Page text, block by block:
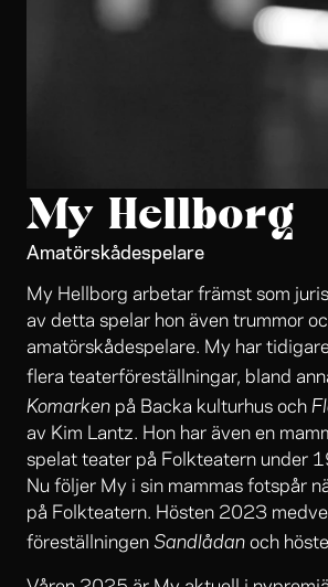
My Hellborg
Amatörskådespelare
My Hellborg arbetar främst som
av detta spelar hon även trummor
amatörskådespelare. My har
flera teaterföreställningar, bland
Komarken på Backa kulturhus och
av Kim Lantz. Hon har även en
spelat teater på Folkteatern under
Nu följer My i sin mammas fotspår
på Folkteatern. Hösten 2023
föreställningen Sandlådan och